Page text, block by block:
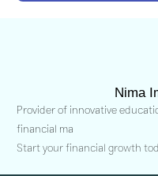
Nima
Provider of innovative
financial ma
Start your financial growth